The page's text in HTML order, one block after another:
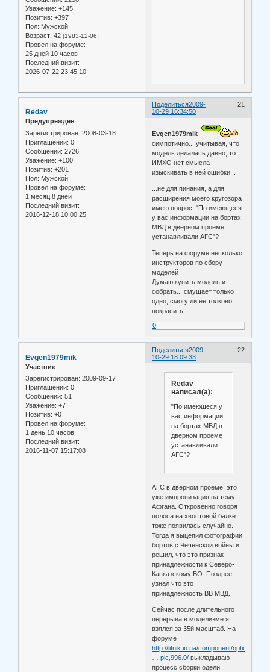
Уважение: +145
Позитив: +397
Пол: Мужской
Возраст: 42 [1983-12-06]
Провел на форуме:
25 дней 10 часов
Последний визит:
2026-07-22 23:45:10
Поделиться 21
2009-
10-29 16:34:50
Redav
Предупрежден
Зарегистрирован: 2008-03-18
Приглашений: 0
Сообщений: 2726
Уважение: +100
Позитив: +201
Пол: Мужской
Провел на форуме:
1 месяц 8 дней
Последний визит:
2016-12-18 10:00:25
Evgen1979mik
симпотично... учитывая, что
модель делалась давно, то
ИМХО нет смысла
изыскивать в ней ошибки...
...не для пинания, а для
расширения моего кругозора
имею вопрос: "По имеющеся
у вас информации на бортах
МВД в дверном проеме
устанавливали АГС"?
Теперь на форуме несколько
инструкторов по сбору
моделей
Думаю купить модель и
собрать... смущает только
одно, смогу ли ее толково
покрасить...
0
Поделиться 22
2009-
10-29 18:09:33
Evgen1979mik
Участник
Зарегистрирован: 2009-09-17
Приглашений: 0
Сообщений: 51
Уважение: +7
Позитив: +0
Провел на форуме:
1 день 10 часов
Последний визит:
2016-11-07 15:17:08
Redav
написал(а):
"По имеющеся у
вас информации
на бортах МВД в
дверном проеме
устанавливали
АГС"?
АГС в дверном проёме, это
уже импровизация на тему
Афгана. Откровенно говоря
полоса на хвостовой балке
тоже появилась случайно.
Тогда я выцепил фотографии
бортов с Чеченской войны и
решил, что это признак
принадлежности к Северо-
Кавказскому ВО. Позднее
узнал что это
принадлежность ВВ МВД.
Сейчас после длительного
перерыва в моделизме я
взялся за 35й масштаб. На
форуме
http://litnik.in.ua/component/option,co
… pic,996.0/ выкладываю
процесс сборки одели.